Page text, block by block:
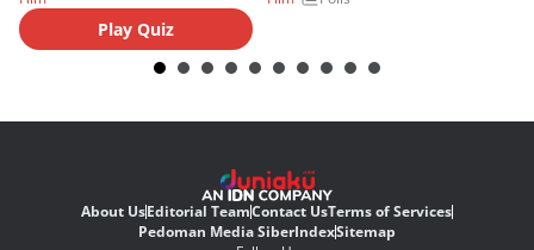
Play Quiz
About UsEditorial TeamContact UsTerms of Services
Pedoman Media SiberIndexSitemap